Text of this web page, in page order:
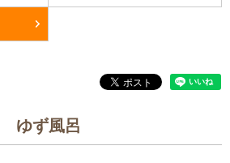
ゆず風呂